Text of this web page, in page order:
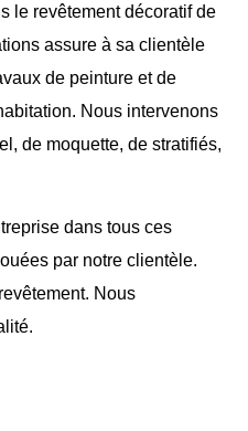
le revêtement décoratif de
assure à sa clientèle
de peinture et de
Nous intervenons
de moquette, de stratifiés,
dans tous ces
par notre clientèle.
Nous